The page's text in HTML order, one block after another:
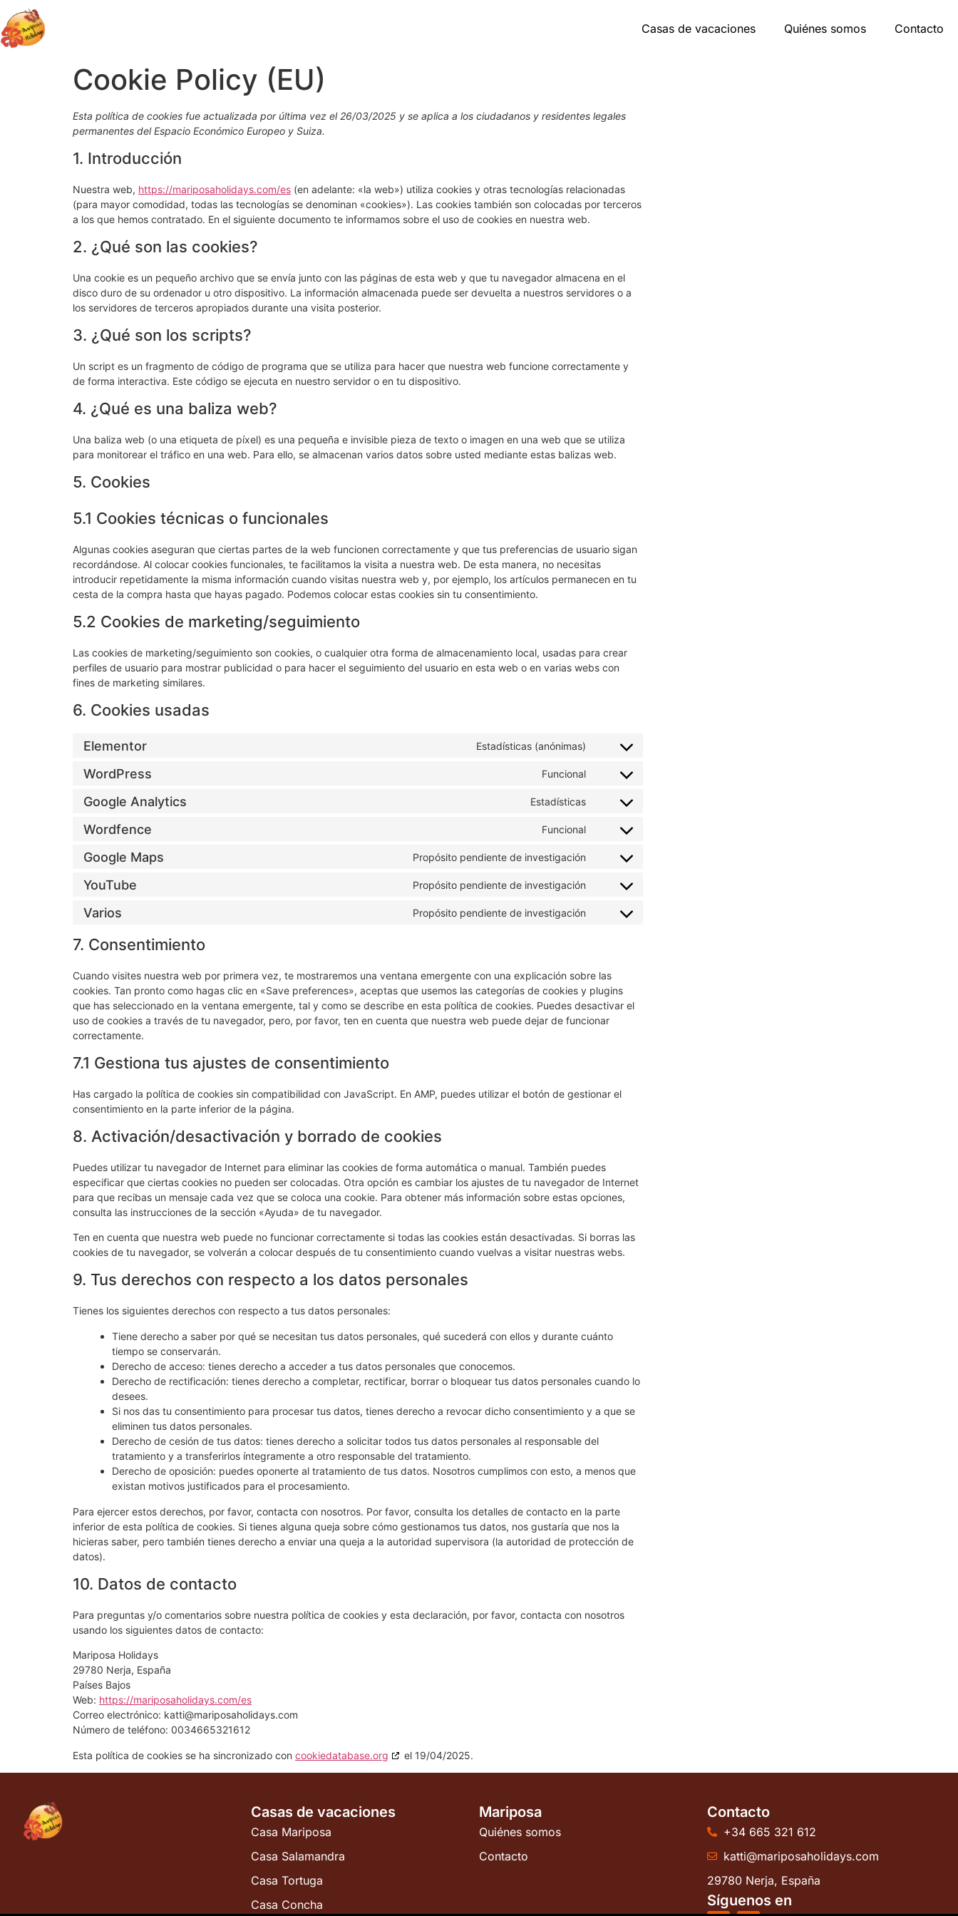
Casas de vacaciones Quiénes somos Contacto
Cookie Policy (EU)
Esta política de cookies fue actualizada por última vez el 26/03/2025 y se aplica a los ciudadanos y residentes legales
permanentes del Espacio Económico Europeo y Suiza.
1. Introducción
Nuestra web, https://mariposaholidays.com/es (en adelante: «la web») utiliza cookies y otras tecnologías relacionadas
(para mayor comodidad, todas las tecnologías se denominan «cookies»). Las cookies también son colocadas por terceros
a los que hemos contratado. En el siguiente documento te informamos sobre el uso de cookies en nuestra web.
2. ¿Qué son las cookies?
Una cookie es un pequeño archivo que se envía junto con las páginas de esta web y que tu navegador almacena en el
disco duro de su ordenador u otro dispositivo. La información almacenada puede ser devuelta a nuestros servidores o a
los servidores de terceros apropiados durante una visita posterior.
3. ¿Qué son los scripts?
Un script es un fragmento de código de programa que se utiliza para hacer que nuestra web funcione correctamente y
de forma interactiva. Este código se ejecuta en nuestro servidor o en tu dispositivo.
4. ¿Qué es una baliza web?
Una baliza web (o una etiqueta de píxel) es una pequeña e invisible pieza de texto o imagen en una web que se utiliza
para monitorear el tráfico en una web. Para ello, se almacenan varios datos sobre usted mediante estas balizas web.
5. Cookies
5.1 Cookies técnicas o funcionales
Algunas cookies aseguran que ciertas partes de la web funcionen correctamente y que tus preferencias de usuario sigan
recordándose. Al colocar cookies funcionales, te facilitamos la visita a nuestra web. De esta manera, no necesitas
introducir repetidamente la misma información cuando visitas nuestra web y, por ejemplo, los artículos permanecen en tu
cesta de la compra hasta que hayas pagado. Podemos colocar estas cookies sin tu consentimiento.
5.2 Cookies de marketing/seguimiento
Las cookies de marketing/seguimiento son cookies, o cualquier otra forma de almacenamiento local, usadas para crear
perfiles de usuario para mostrar publicidad o para hacer el seguimiento del usuario en esta web o en varias webs con
fines de marketing similares.
6. Cookies usadas
Elementor Estadísticas (anónimas)
WordPress Funcional
Google Analytics Estadísticas
Wordfence Funcional
Google Maps Propósito pendiente de investigación
YouTube Propósito pendiente de investigación
Varios Propósito pendiente de investigación
7. Consentimiento
Cuando visites nuestra web por primera vez, te mostraremos una ventana emergente con una explicación sobre las
cookies. Tan pronto como hagas clic en «Save preferences», aceptas que usemos las categorías de cookies y plugins
que has seleccionado en la ventana emergente, tal y como se describe en esta política de cookies. Puedes desactivar el
uso de cookies a través de tu navegador, pero, por favor, ten en cuenta que nuestra web puede dejar de funcionar
correctamente.
7.1 Gestiona tus ajustes de consentimiento
Has cargado la política de cookies sin compatibilidad con JavaScript. En AMP, puedes utilizar el botón de gestionar el
consentimiento en la parte inferior de la página.
8. Activación/desactivación y borrado de cookies
Puedes utilizar tu navegador de Internet para eliminar las cookies de forma automática o manual. También puedes
especificar que ciertas cookies no pueden ser colocadas. Otra opción es cambiar los ajustes de tu navegador de Internet
para que recibas un mensaje cada vez que se coloca una cookie. Para obtener más información sobre estas opciones,
consulta las instrucciones de la sección «Ayuda» de tu navegador.
Ten en cuenta que nuestra web puede no funcionar correctamente si todas las cookies están desactivadas. Si borras las
cookies de tu navegador, se volverán a colocar después de tu consentimiento cuando vuelvas a visitar nuestras webs.
9. Tus derechos con respecto a los datos personales
Tienes los siguientes derechos con respecto a tus datos personales:
Tiene derecho a saber por qué se necesitan tus datos personales, qué sucederá con ellos y durante cuánto
tiempo se conservarán.
Derecho de acceso: tienes derecho a acceder a tus datos personales que conocemos.
Derecho de rectificación: tienes derecho a completar, rectificar, borrar o bloquear tus datos personales cuando lo
desees.
Si nos das tu consentimiento para procesar tus datos, tienes derecho a revocar dicho consentimiento y a que se
eliminen tus datos personales.
Derecho de cesión de tus datos: tienes derecho a solicitar todos tus datos personales al responsable del
tratamiento y a transferirlos íntegramente a otro responsable del tratamiento.
Derecho de oposición: puedes oponerte al tratamiento de tus datos. Nosotros cumplimos con esto, a menos que
existan motivos justificados para el procesamiento.
Para ejercer estos derechos, por favor, contacta con nosotros. Por favor, consulta los detalles de contacto en la parte
inferior de esta política de cookies. Si tienes alguna queja sobre cómo gestionamos tus datos, nos gustaría que nos la
hicieras saber, pero también tienes derecho a enviar una queja a la autoridad supervisora (la autoridad de protección de
datos).
10. Datos de contacto
Para preguntas y/o comentarios sobre nuestra política de cookies y esta declaración, por favor, contacta con nosotros
usando los siguientes datos de contacto:
Mariposa Holidays
29780 Nerja, España
Países Bajos
Web: https://mariposaholidays.com/es
Correo electrónico: katti@mariposaholidays.com
Número de teléfono: 0034665321612
Esta política de cookies se ha sincronizado con cookiedatabase.org el 19/04/2025.
Casas de vacaciones
Casa Mariposa
Casa Salamandra
Casa Tortuga
Casa Concha
Mariposa
Quiénes somos
Contacto
Contacto
+34 665 321 612
katti@mariposaholidays.com
29780 Nerja, España
Síguenos en